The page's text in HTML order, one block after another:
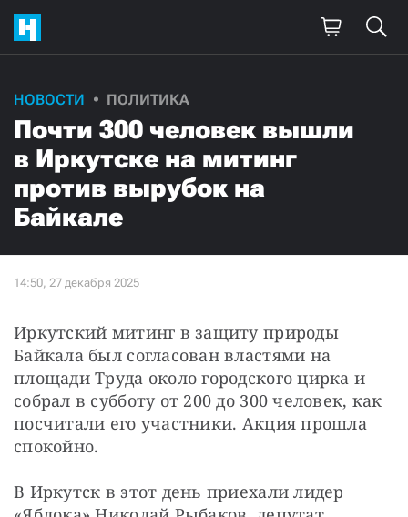
НОВОСТИ ПОЛИТИКА
Почти 300 человек вышли
в Иркутске на митинг
против вырубок на
Байкале
Иркутский митинг в защиту природы
Байкала был согласован властями на
площади Труда около городского цирка и
собрал в субботу от 200 до 300 человек, как
посчитали его участники. Акция прошла
спокойно.
В Иркутск в этот день приехали лидер